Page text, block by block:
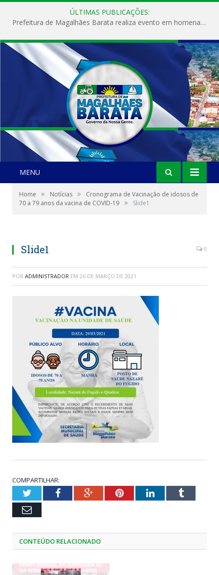
ÚLTIMAS PUBLICAÇÕES:
Prefeitura de Magalhães Barata realiza evento em homenagem ao Dia Internacional da Mulher
MENU
Home » Notícias »
Cronograma de Vacinação de idosos de
70 a 79 anos da vacina de COVID-19 » Slide1
Slide1 0
POR ADMINISTRADOR EM 26 DE MARÇO DE 2021
COMPARTILHAR:
TwitterFacebookGoogle+PinterestLinkedInTumblr
Email
CONTEÚDO RELACIONADO